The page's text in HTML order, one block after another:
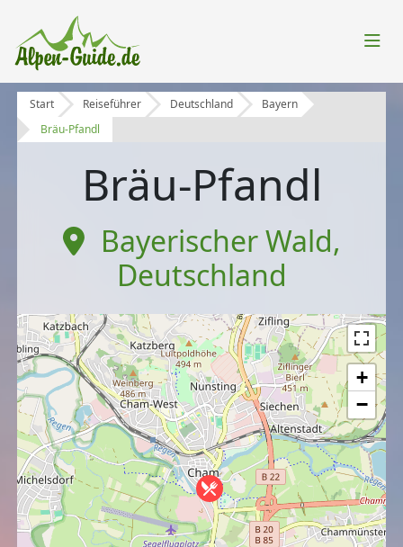
Start Reiseführer Deutschland
Bayern
Bräu-Pfandl
Bräu-Pfandl
Bayerischer Wald,
Deutschland
+
−